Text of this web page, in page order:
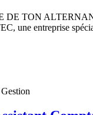
DE TON
une entreprise